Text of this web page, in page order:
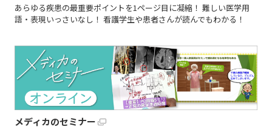
あらゆる疾患の最重要ポイントを1ページ目に凝縮！ 難しい医学用
語・表現いっさいなし！ 看護学生や患者さんが読んでもわかる！
メディカのセミナー